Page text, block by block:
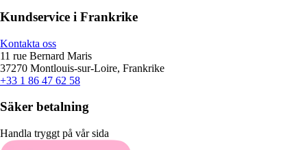
Kundservice i Frankrike
Kontakta oss
11 rue Bernard Maris
37270 Montlouis-sur-Loire, Frankrike
+33 1 86 47 62 58
Säker betalning
Handla tryggt på vår sida